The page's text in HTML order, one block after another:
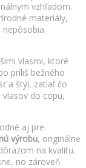
vzhľadom.
materiály,
nepôsobia
vlasmi, ktoré
príliš bežného
a štýl, zatiaľ čo
do copu,
aj pre
výrobu, originálne
na kvalitu.
no zároveň